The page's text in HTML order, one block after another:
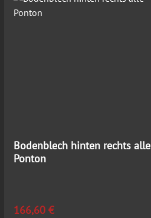
Bodenblech hinten rechts alle
Ponton
Regulärer Preis:
166,60 €